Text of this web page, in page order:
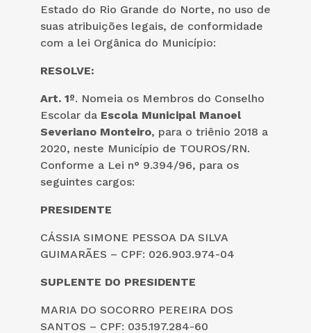
Estado do Rio Grande do Norte, no uso de
suas atribuições legais, de conformidade
com a lei Orgânica do Município:
RESOLVE:
Art. 1º. Nomeia os Membros do Conselho
Escolar da Escola Municipal Manoel
Severiano Monteiro, para o triênio 2018 a
2020, neste Município de TOUROS/RN.
Conforme a Lei n° 9.394/96, para os
seguintes cargos:
PRESIDENTE
CÁSSIA SIMONE PESSOA DA SILVA
GUIMARÃES – CPF: 026.903.974-04
SUPLENTE DO PRESIDENTE
MARIA DO SOCORRO PEREIRA DOS
SANTOS – CPF: 035.197.284-60